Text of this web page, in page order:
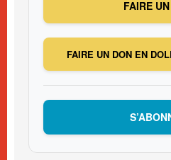
FAIRE
FAIRE UN DON EN